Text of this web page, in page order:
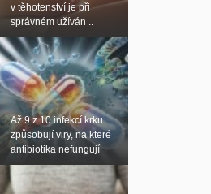
v těhotenství je při
správném užíván ..
Až 9 z 10 infekcí krku
způsobují viry, na které
antibiotika nefungují